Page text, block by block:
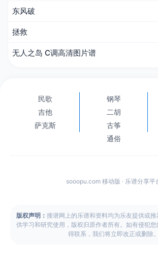
东风破
拯救
无人之岛 C调高清图片谱
民歌 钢琴
吉他
二胡
萨克斯
古筝
通俗
sooopu.com 移动版 · 乐谱分享平
版权声明： 搜谱网上的乐谱和资料均为乐友提供或
供学习和研究使用，版权归原作者所有。如有侵犯
得联系，我们将立即改正或删除。